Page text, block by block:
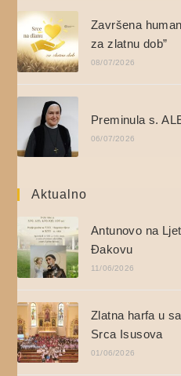
Završena
za zlatnu dob”
08/07/2026
Preminula s.
06/07/2026
Aktualno
Antunovo na
Đakovu
11/06/2026
Zlatna harfa u
Srca Isusova
01/06/2026